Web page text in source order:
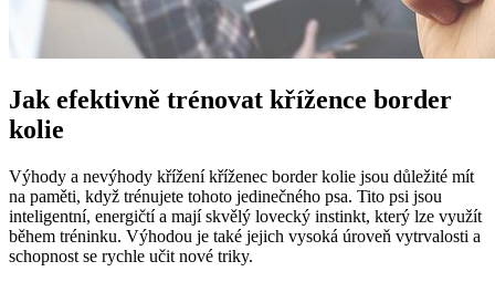
Jak efektivně trénovat křížence border
kolie
Výhody a nevýhody křížení kříženec border kolie jsou důležité mít
na paměti, když trénujete tohoto jedinečného psa. Tito psi jsou
inteligentní, energičtí a mají skvělý lovecký instinkt, který lze využít
během tréninku. Výhodou je také jejich vysoká úroveň vytrvalosti a
schopnost se rychle učit nové triky.